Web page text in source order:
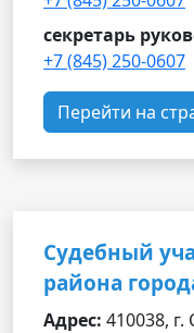
секретарь
+7 (845) 250-0607
Перейти на
Судебный
района
Адрес: 410038,